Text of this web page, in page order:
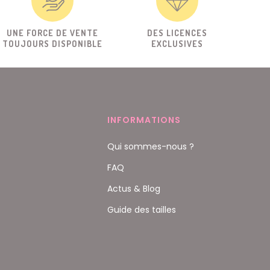
UNE FORCE DE VENTE
TOUJOURS DISPONIBLE
DES LICENCES
EXCLUSIVES
INFORMATIONS
Qui sommes-nous ?
FAQ
Actus & Blog
Guide des tailles